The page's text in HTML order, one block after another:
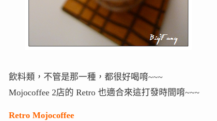
飲料類，不管是那一種，都很好喝唷~~~
Mojocoffee 2店的 Retro 也適合來這打發時間唷~~~
Retro Mojocoffee